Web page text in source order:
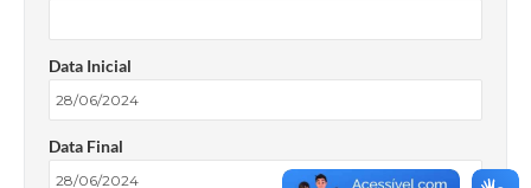
Data Inicial
Data Final